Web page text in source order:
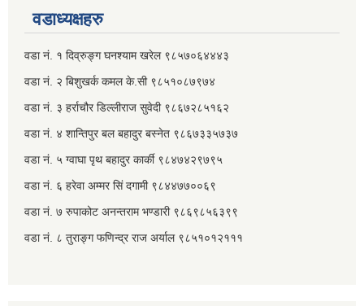
वडाध्यक्षहरु
वडा नं. १ दिव्रुङ्ग घनश्याम खरेल ९८५७०६४४४३
वडा नं. २ ‌‍बिशुखर्क कमल के.सी ९८५१०८७९७४
वडा नं. ३ हर्राचौर डिल्लीराज सुवेदी ९८६७२८५१६२
वडा नं. ४ शान्तिपुर बल बहादुर बस्नेत​ ९८६७३३५७३७
वडा नं. ५ ग्वाघा पृथ बहादुर कार्की ९८४७४२९७९५
वडा नं. ६ हरेवा अम्मर सिं दगामी​ ९८४४७७००६९
वडा नं. ७ ‌‍रुपाकोट अनन्तराम भण्डारी ९८६९८५६३९९
वडा नं. ८ तुराङ्ग फणिन्द्र राज अर्याल ९८५१०१२१११